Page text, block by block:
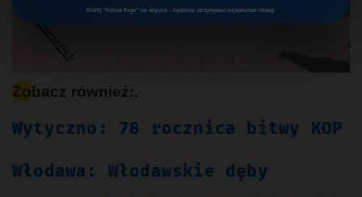
Kliknij "Follow Page" na wtyczce – będziesz otrzymywać najświeższe newsy.
Zobacz również:.
Wytyczno: 78 rocznica bitwy KOP
Włodawa: Włodawskie dęby